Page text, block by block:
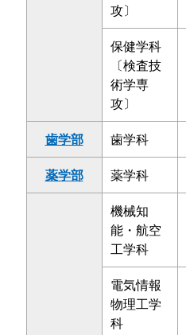
攻〕
保健学科
〔検査技
術学専
攻〕
歯学部 歯学科
薬学部 薬学科
機械知
能・航空
工学科
電気情報
物理工学
科